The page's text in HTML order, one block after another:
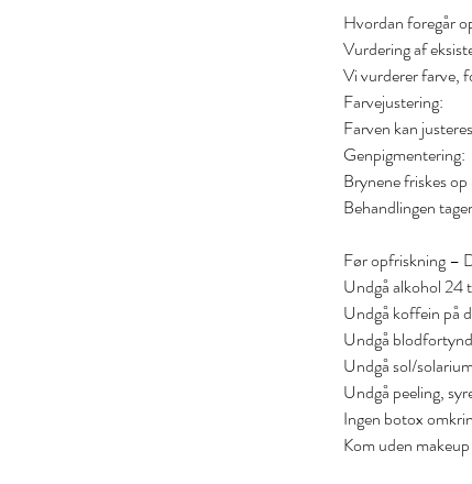
Hvordan foregår
Vurdering af
Vi vurderer farve,
Farvejustering:
Farven kan
Genpigmentering:
Brynene friskes
Behandlingen
Før opfriskning –
Undgå alkohol 24
Undgå koffein på
Undgå
Undgå sol/
Undgå peeling,
Ingen botox
Kom uden